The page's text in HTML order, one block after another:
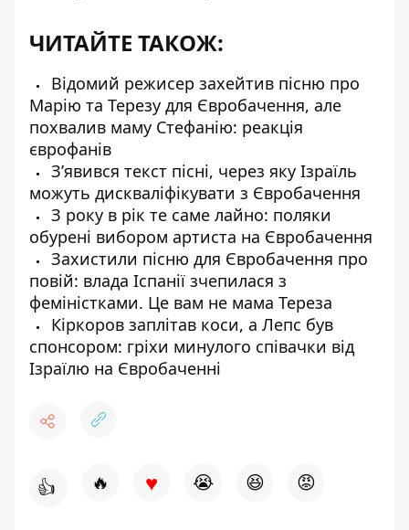
ЧИТАЙТЕ ТАКОЖ:
Відомий режисер захейтив пісню про
Марію та Терезу для Євробачення, але
похвалив маму Стефанію: реакція
єврофанів
З’явився текст пісні, через яку Ізраїль
можуть дискваліфікувати з Євробачення
З року в рік те саме лайно: поляки
обурені вибором артиста на Євробачення
Захистили пісню для Євробачення про
повій: влада Іспанії зчепилася з
феміністками. Це вам не мама Тереза
Кіркоров заплітав коси, а Лепс був
спонсором: гріхи минулого співачки від
Ізраїлю на Євробаченні
👍 🔥 ♥ 😭 😆 😡